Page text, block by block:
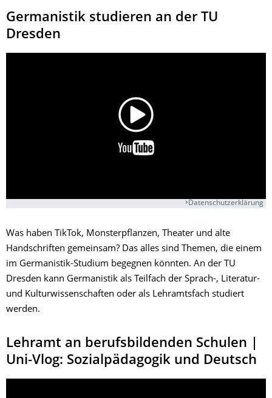
Germanistik studieren an der TU
Dresden
Datenschutzerklärung
Was haben TikTok, Monsterpflanzen, Theater und alte
Handschriften gemeinsam? Das alles sind Themen, die einem
im Germanistik-Studium begegnen könnten. An der TU
Dresden kann Germanistik als Teilfach der Sprach-, Literatur-
und Kulturwissenschaften oder als Lehramtsfach studiert
werden.
Lehramt an berufsbildenden Schulen |
Uni-Vlog: Sozialpädagogik und Deutsch